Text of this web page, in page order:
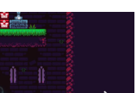
いく、硬派で骨太な評論連載
ス」… ゲームにまつわる言葉
ピューター文化史研究家・タ